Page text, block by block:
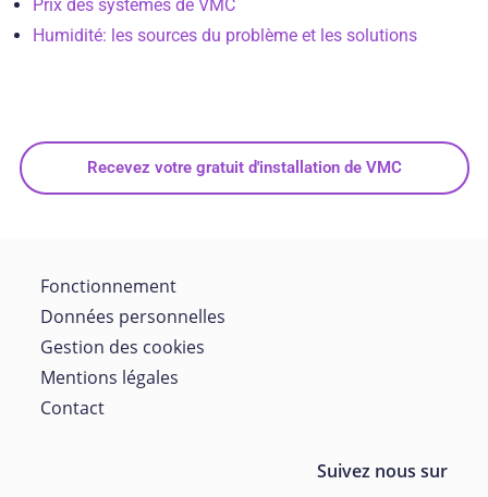
Prix des systèmes de VMC
Humidité: les sources du problème et les solutions
Recevez votre gratuit d'installation de VMC
Fonctionnement
Données personnelles
Gestion des cookies
Mentions légales
Contact
Suivez nous sur